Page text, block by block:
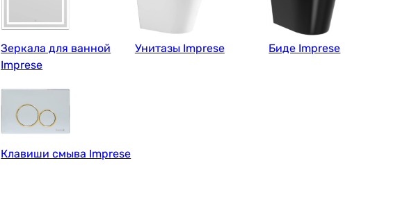
Зеркала для ванной
Imprese
Унитазы Imprese Биде Imprese
Клавиши смыва Imprese